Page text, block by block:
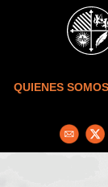
Skip to main
QUIENES SOMOS